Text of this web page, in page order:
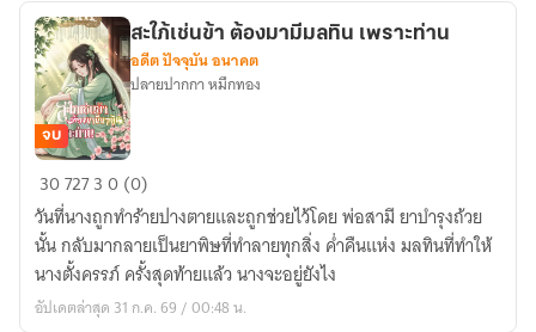
แม่ทัพ
สะใภ้
เช่น
ข้า
ต้อง
มา
มี
จบ
สะใภ้เช่นข้า ต้องมามีมลทิน เพราะท่าน
อดีต ปัจจุบัน อนาคต
ปลายปากกา หมึกทอง
3072730 (0)
วันที่นางถูกทำร้ายปางตายและถูกช่วยไว้โดย พ่อสามี ยาบำรุงถ้วย
นั้น กลับมากลายเป็นยาพิษที่ทำลายทุกสิ่ง ค่ำคืนแห่ง มลทินที่ทำให้
นางตั้งครรภ์ ครั้งสุดท้ายแล้ว นางจะอยู่ยังไง
อัปเดตล่าสุด 31 ก.ค. 69 / 00:48 น.